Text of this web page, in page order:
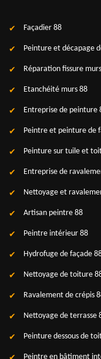
Façadier 88
Peinture et décapage
Réparation fissure
Etanchéité murs 88
Entreprise de peinture
Peintre et peinture de
Peinture sur tuile et
Entreprise de
Nettoyage et
Artisan peintre 88
Peintre intérieur 88
Hydrofuge de façade
Nettoyage de toiture
Ravalement de crépis
Nettoyage de terrasse
Peinture dessous de
Peintre en bâtiment